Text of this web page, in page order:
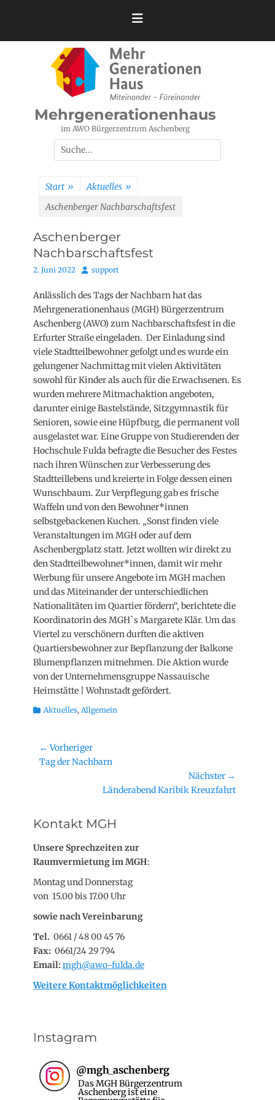
Mehrgenerationenhaus
im AWO Bürgerzentrum Aschenberg
Suchen
nach:
Start » Aktuelles »
Aschenberger Nachbarschaftsfest
Aschenberger
Nachbarschaftsfest
Posted
2. Juni 2022 Autorsupport
Anlässlich des Tags der Nachbarn hat das
Mehrgenerationenhaus (MGH) Bürgerzentrum
Aschenberg (AWO) zum Nachbarschaftsfest in die
Erfurter Straße eingeladen. Der Einladung sind
viele Stadtteilbewohner gefolgt und es wurde ein
gelungener Nachmittag mit vielen Aktivitäten
sowohl für Kinder als auch für die Erwachsenen. Es
wurden mehrere Mitmachaktion angeboten,
darunter einige Bastelstände, Sitzgymnastik für
Senioren, sowie eine Hüpfburg, die permanent voll
ausgelastet war. Eine Gruppe von Studierenden der
Hochschule Fulda befragte die Besucher des Festes
nach ihren Wünschen zur Verbesserung des
Stadtteillebens und kreierte in Folge dessen einen
Wunschbaum. Zur Verpflegung gab es frische
Waffeln und von den Bewohner*innen
selbstgebackenen Kuchen. „Sonst finden viele
Veranstaltungen im MGH oder auf dem
Aschenbergplatz statt. Jetzt wollten wir direkt zu
den Stadtteilbewohner*innen, damit wir mehr
Werbung für unsere Angebote im MGH machen
und das Miteinander der unterschiedlichen
Nationalitäten im Quartier fördern“, berichtete die
Koordinatorin des MGH`s Margarete Klär. Um das
Viertel zu verschönern durften die aktiven
Quartiersbewohner zur Bepflanzung der Balkone
Blumenpflanzen mitnehmen. Die Aktion wurde
von der Unternehmensgruppe Nassauische
Heimstätte | Wohnstadt gefördert.
Kategorien
Aktuelles, Allgemein
Beitragsnavigation
← Vorheriger
Vorheriger
Tag der Nachbarn
Nächster →
Länderabend Karibik Kreuzfahrt
Kontakt MGH
Unsere Sprechzeiten zur
Raumvermietung im MGH:
Montag und Donnerstag
von 15.00 bis 17.00 Uhr
sowie nach Vereinbarung
Tel. 0661 / 48 00 45 76
Fax: 0661/24 29 794
Email: mgh@awo-fulda.de
Weitere Kontaktmöglichkeiten
Instagram
@mgh_aschenberg
Das MGH Bürgerzentrum
Aschenberg ist eine